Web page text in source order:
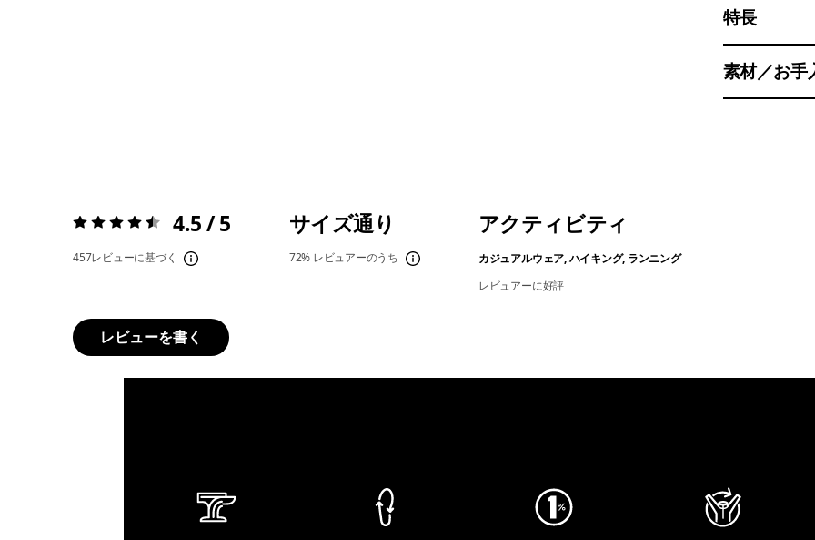
特長
素材／お手
評価:4.5 / 5 4.5 / 5
457レビューに基づく
サイズ通り
72% レビュアーのうち
アクティビティ
カジュアルウェア, ハイキング, ランニング
レビュアーに好評
レビューを書く